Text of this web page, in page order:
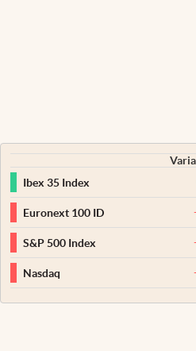
Ibex 35 Index
Euronext 100 ID
S&P 500 Index
Nasdaq